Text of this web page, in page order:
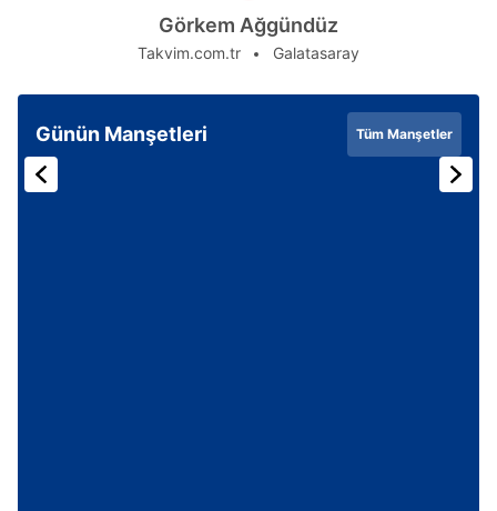
Görkem Ağgündüz
Takvim.com.tr Galatasaray
Günün Manşetleri Tüm Manşetler